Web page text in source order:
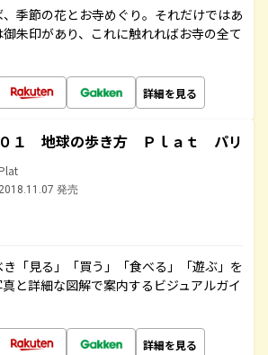
季節の花とお寺めぐり。それだけではあ
朱印があり、これに触れればお寺の全て
詳細を見る
０１ 地球の歩き方 Ｐｌａｔ パリ
2018.11.07 発売
「見る」「買う」「食べる」「遊ぶ」を
と詳細な図解で案内するビジュアルガイ
詳細を見る